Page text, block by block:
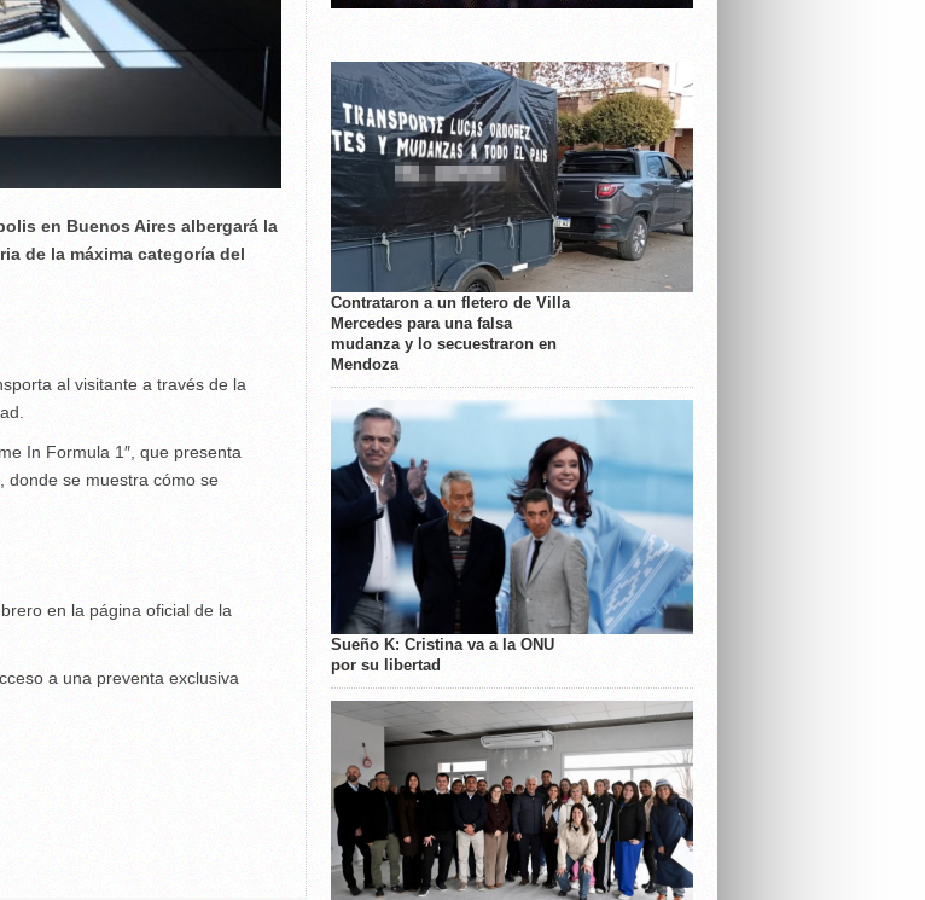
en Buenos Aires albergará la
de la máxima categoría del
al visitante a través de la
In Formula 1″, que presenta
donde se muestra cómo se
en la página oficial de la
a una preventa exclusiva
Contrataron a un fletero de Villa
Mercedes para una falsa
mudanza y lo secuestraron en
Mendoza
Sueño K: Cristina va a la ONU
por su libertad